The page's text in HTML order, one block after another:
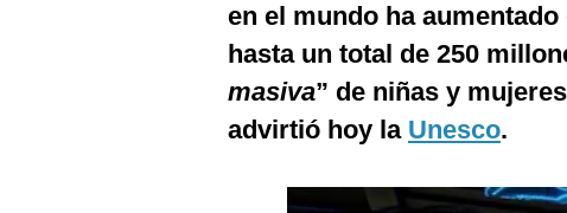
en el mundo ha
hasta un total de 250
masiva” de niñas y
advirtió hoy la Unesco.